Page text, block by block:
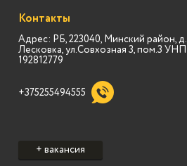
Контакты
Адрес: РБ, 223040, Минский район, д.
Лесковка, ул.Совхозная 3, пом.3 УНП
192812779
+375255494555
+ вакансия